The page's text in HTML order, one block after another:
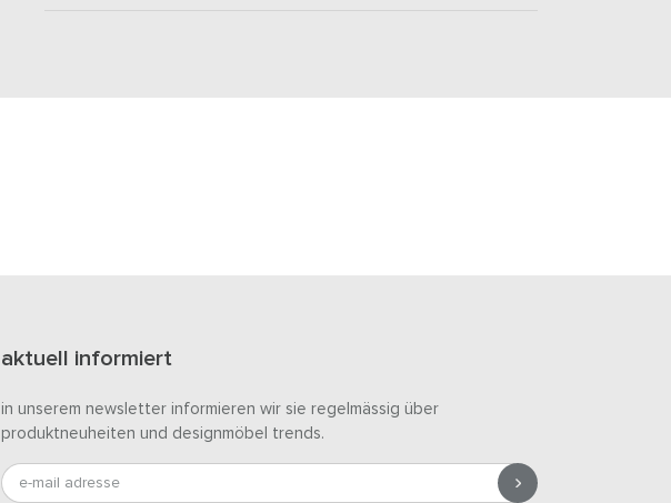
aktuell informiert
in unserem newsletter informieren wir sie regelmässig über
produktneuheiten und designmöbel trends.
e-mail adresse